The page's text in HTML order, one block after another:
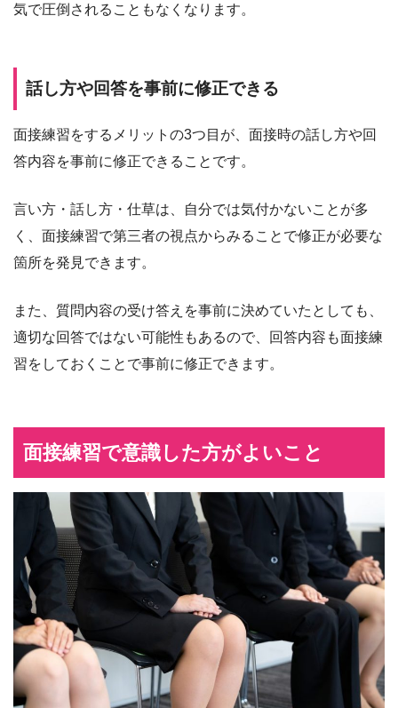
気で圧倒されることもなくなります。
話し方や回答を事前に修正できる
面接練習をするメリットの3つ目が、面接時の話し方や回
答内容を事前に修正できることです。
言い方・話し方・仕草は、自分では気付かないことが多
く、面接練習で第三者の視点からみることで修正が必要な
箇所を発見できます。
また、質問内容の受け答えを事前に決めていたとしても、
適切な回答ではない可能性もあるので、回答内容も面接練
習をしておくことで事前に修正できます。
面接練習で意識した方がよいこと